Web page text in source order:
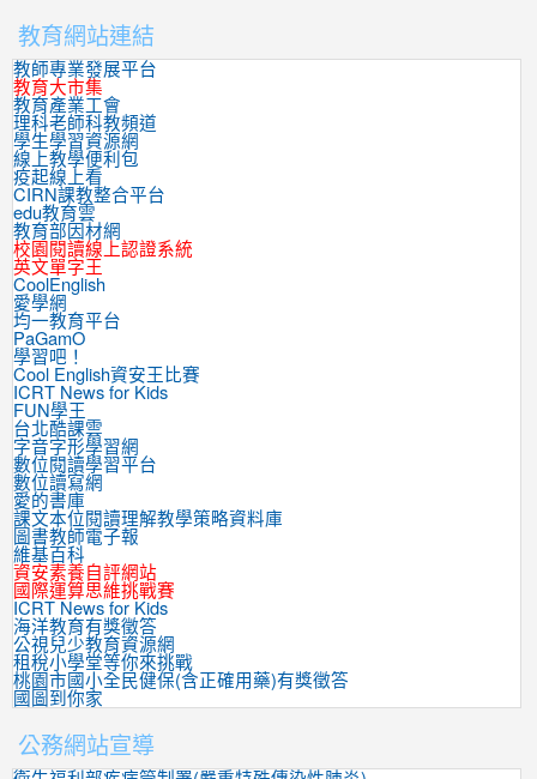
教育網站連結
教師專業發展平台
教育大市集
教育產業工會
理科老師科教頻道
學生學習資源網
線上教學便利包
疫起線上看
CIRN課教整合平台
edu教育雲
教育部因材網
校園閱讀線上認證系統
英文單字王
CoolEnglish
愛學網
均一教育平台
PaGamO
學習吧！
Cool English資安王比賽
ICRT News for Kids
FUN學王
台北酷課雲
字音字形學習網
數位閱讀學習平台
數位讀寫網
愛的書庫
課文本位閱讀理解教學策略資料庫
圖書教師電子報
維基百科
資安素養自評網站
國際運算思維挑戰賽
ICRT News for Kids
海洋教育有獎徵答
公視兒少教育資源網
租稅小學堂等你來挑戰
桃園市國小全民健保(含正確用藥)有獎徵答
國圖到你家
公務網站宣導